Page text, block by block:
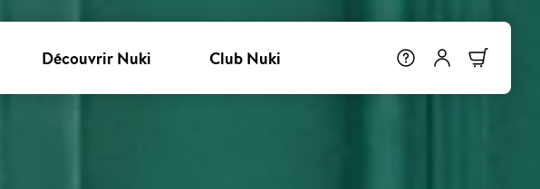
Découvrir Nuki Club Nuki